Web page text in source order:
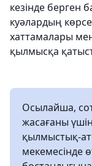
кезінде берген
куәлардың
хаттамалары
қылмысқа
Осылайша,
жасағаны
қылмыстық-
мекемесінде